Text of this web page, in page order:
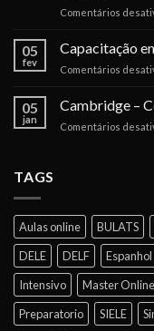
Comentários
05
fev
Capacitação
Comentários
05
jan
Cambridge –
Comentários
TAGS
Aulas online BULATS
DELE
DELF Espanhol
Intensivo
Master Online
Preparatorio
SIELE